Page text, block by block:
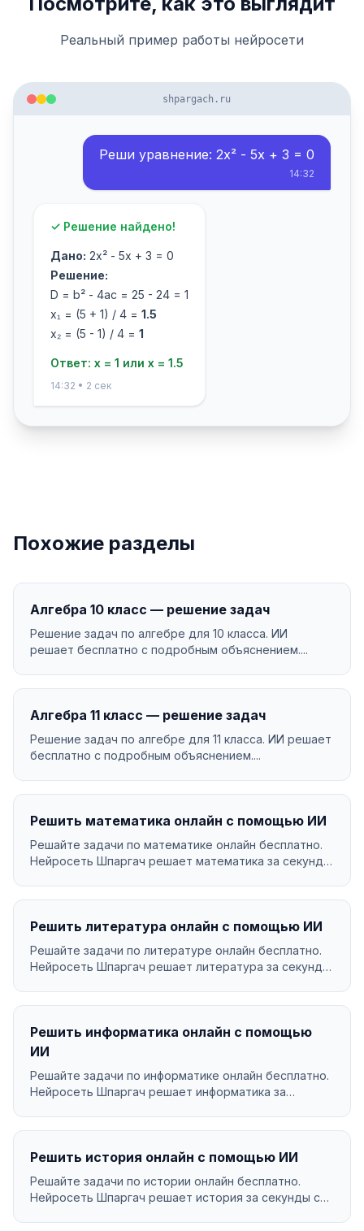
Реальный пример работы нейросети
shpargach.ru
Реши уравнение: 2x² - 5x + 3 = 0
14:32
✓ Решение найдено!
Дано: 2x² - 5x + 3 = 0
Решение:
D = b² - 4ac = 25 - 24 = 1
x₁ = (5 + 1) / 4 = 1.5
x₂ = (5 - 1) / 4 = 1
Ответ: x = 1 или x = 1.5
14:32 • 2 сек
Похожие разделы
Алгебра 10 класс — решение задач
Решение задач по алгебре для 10 класса. ИИ
решает бесплатно с подробным объяснением....
Алгебра 11 класс — решение задач
Решение задач по алгебре для 11 класса. ИИ решает
бесплатно с подробным объяснением....
Решить математика онлайн с помощью ИИ
Решайте задачи по математике онлайн бесплатно.
Нейросеть Шпаргач решает математика за секунды
Решить литература онлайн с помощью ИИ
Решайте задачи по литературе онлайн бесплатно.
Нейросеть Шпаргач решает литература за секунды
Решить информатика онлайн с помощью
ИИ
Решайте задачи по информатике онлайн бесплатно.
Нейросеть Шпаргач решает информатика за
Решить история онлайн с помощью ИИ
Решайте задачи по истории онлайн бесплатно.
Нейросеть Шпаргач решает история за секунды с